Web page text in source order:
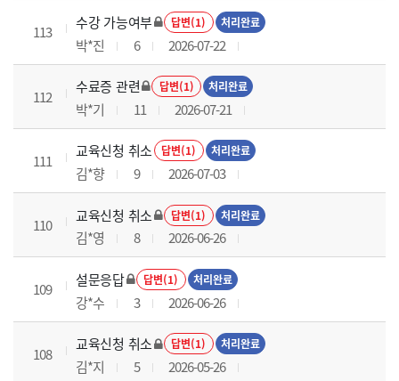
113
수강 가능여부 답변(1) 처리완료
박*진 6 2026-07-22
112
수료증 관련 답변(1) 처리완료
박*기 11 2026-07-21
111
교육신청 취소 답변(1) 처리완료
김*향 9 2026-07-03
110
교육신청 취소 답변(1) 처리완료
김*영 8 2026-06-26
109
설문응답 답변(1) 처리완료
강*수 3 2026-06-26
108
교육신청 취소 답변(1) 처리완료
김*지 5 2026-05-26